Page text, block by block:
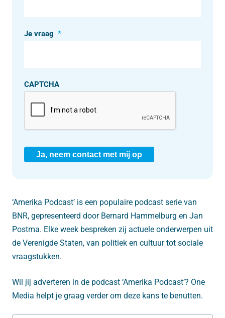
Je vraag *
CAPTCHA
Ja, neem contact met mij op
‘Amerika Podcast’ is een populaire podcast serie van
BNR, gepresenteerd door Bernard Hammelburg en Jan
Postma. Elke week bespreken zij actuele onderwerpen uit
de Verenigde Staten, van politiek en cultuur tot sociale
vraagstukken.
Wil jij adverteren in de podcast ‘Amerika Podcast’? One
Media helpt je graag verder om deze kans te benutten.